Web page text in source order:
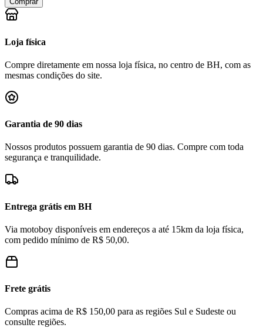
Loja física
Compre diretamente em nossa loja física, no centro de BH, com as
mesmas condições do site.
Garantia de 90 dias
Nossos produtos possuem garantia de 90 dias. Compre com toda
segurança e tranquilidade.
Entrega grátis em BH
Via motoboy disponíveis em endereços a até 15km da loja física,
com pedido mínimo de R$ 50,00.
Frete grátis
Compras acima de R$ 150,00 para as regiões Sul e Sudeste ou
consulte regiões.